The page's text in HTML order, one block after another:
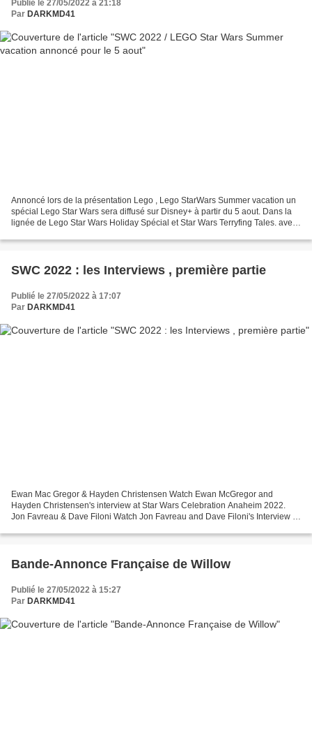
Publié le 27/05/2022 à 21:18
Par DARKMD41
Annoncé lors de la présentation Lego , Lego StarWars Summer vacation un
spécial Lego Star Wars sera diffusé sur Disney+ à partir du 5 aout. Dans la
lignée de Lego Star Wars Holiday Spécial et Star Wars Terryfing Tales. avec
SWC 2022 : les Interviews , première partie
Publié le 27/05/2022 à 17:07
Par DARKMD41
Ewan Mac Gregor & Hayden Christensen Watch Ewan McGregor and
Hayden Christensen's interview at Star Wars Celebration Anaheim 2022.
Jon Favreau & Dave Filoni Watch Jon Favreau and Dave Filoni's Interview at
Bande-Annonce Française de Willow
Publié le 27/05/2022 à 15:27
Par DARKMD41